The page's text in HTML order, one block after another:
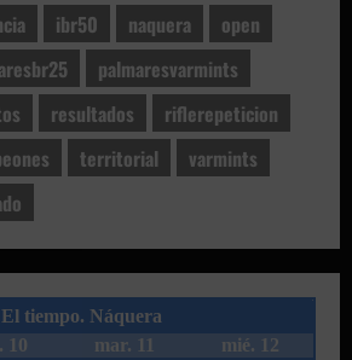
ibr50 naquera
open
palmaresvarmints
resultados
riflerepeticion
territorial
varmints